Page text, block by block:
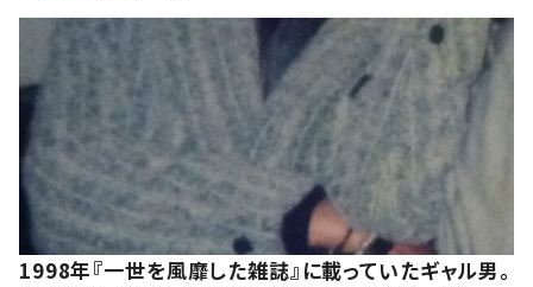
1998年『一世を風靡した雑誌』に載っていたギャル男。